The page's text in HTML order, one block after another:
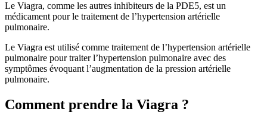
Le Viagra, comme les autres inhibiteurs de la PDE5, est un
médicament pour le traitement de l’hypertension artérielle
pulmonaire.
Le Viagra est utilisé comme traitement de l’hypertension artérielle
pulmonaire pour traiter l’hypertension pulmonaire avec des
symptômes évoquant l’augmentation de la pression artérielle
pulmonaire.
Comment prendre la Viagra ?